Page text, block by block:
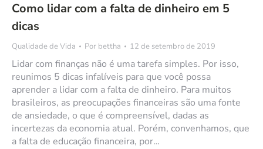
Como lidar com a falta de dinheiro em 5
dicas
Qualidade de Vida Por bettha 12 de setembro de 2019
Lidar com finanças não é uma tarefa simples. Por isso,
reunimos 5 dicas infalíveis para que você possa
aprender a lidar com a falta de dinheiro. Para muitos
brasileiros, as preocupações financeiras são uma fonte
de ansiedade, o que é compreensível, dadas as
incertezas da economia atual. Porém, convenhamos, que
a falta de educação financeira, por…